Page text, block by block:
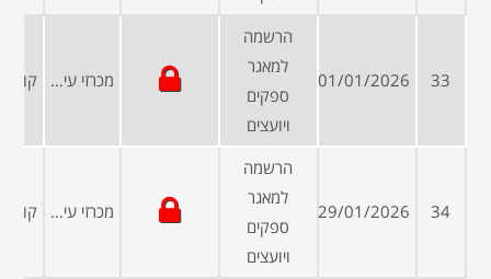
33
01/01/2026
הרשמה
למאגר
ספקים
ויועצים
מכרזי עיריות ומועצות
34
29/01/2026
הרשמה
למאגר
ספקים
ויועצים
מכרזי עיריות ומועצות